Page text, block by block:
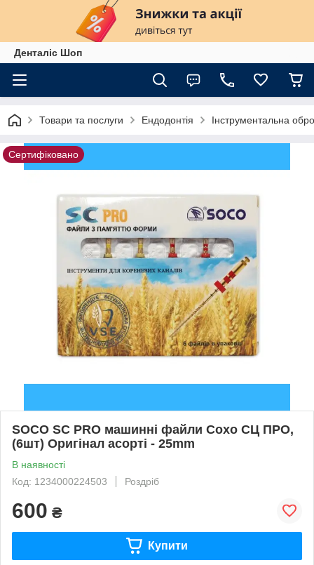
Денталіс Шоп
Товари та послуги Ендодонтія Інструментальна
Сертифіковано
SOCO SC PRO машинні файли Сохо СЦ ПРО,
(6шт) Оригінал асорті - 25mm
В наявності
Код: 1234000224503
Роздріб
600 ₴
Купити